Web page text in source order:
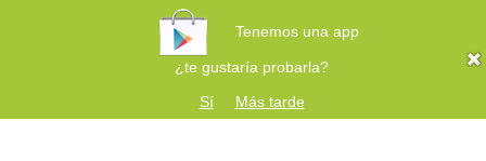
Tenemos una app
¿te gustaría probarla?
Sí
Más tarde